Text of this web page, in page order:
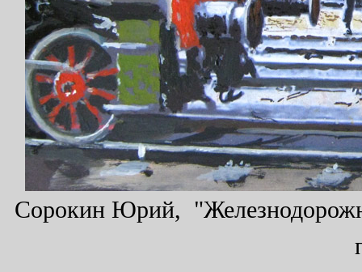
Сорокин Юрий,